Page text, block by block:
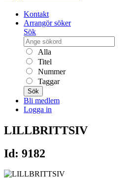
Kontakt
Arrangör söker
Sök
Alla
Titel
Nummer
Taggar
Sök
Bli medlem
Logga in
LILLBRITTSIV
Id: 9182